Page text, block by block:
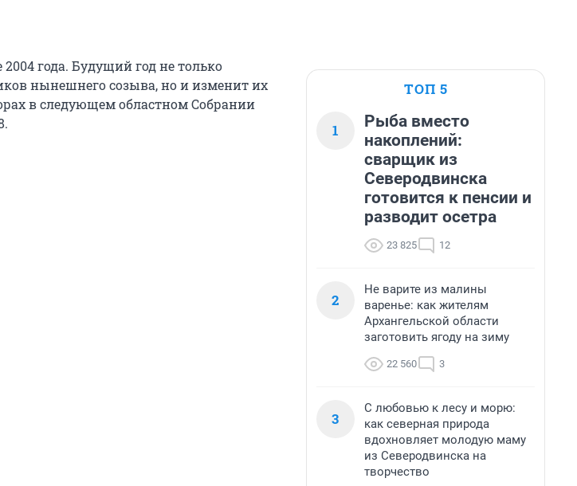
года. Будущий год не только
нынешнего созыва, но и изменит их
в следующем областном Собрании
ТОП 5
1
Рыба вместо
накоплений:
сварщик из
Северодвинска
готовится к пенсии и
разводит осетра
23 825 12
2
Не варите из малины
варенье: как жителям
Архангельской области
заготовить ягоду на зиму
22 560 3
3
С любовью к лесу и морю:
как северная природа
вдохновляет молодую маму
из Северодвинска на
творчество